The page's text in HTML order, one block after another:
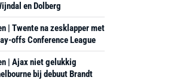
en Dolberg
| Twente na zesklapper met
offs Conference League
| Ajax niet gelukkig
bij debuut Brandt